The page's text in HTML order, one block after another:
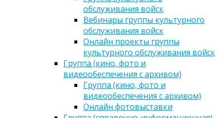
обслуживания войск
Вебинары группы культурного
обслуживания войск
Онлайн проекты группы
культурного обслуживания войск
Группа (кино, фото и
видеообеспечения с архивом)
Группа (кино, фото и
видеообеспечения с архивом)
Онлайн фотовыставки